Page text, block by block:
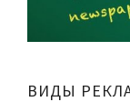
ВИДЫ